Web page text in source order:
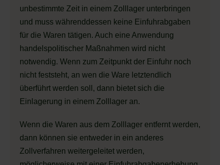
unbestimmte Zeit in einem Zolllager unterbringen
und muss währenddessen keine Einfuhrabgaben
für die Waren tätigen. Auch eine Anwendung
handelspolitischer Maßnahmen wird nicht
notwendig. Wenn zum Zeitpunkt der Einfuhr noch
nicht feststeht, an wen die Ware letztendlich
überführt werden soll, dann bietet sich die
Einlagerung in einem Zolllager an.
Wenn die Waren aus dem Zolllager entfernt werden,
dann können sie entweder in ein anderes
Zollverfahren weitergeleitet werden,